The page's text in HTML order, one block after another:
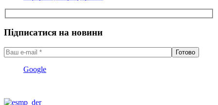
Підписатися на новини
Google